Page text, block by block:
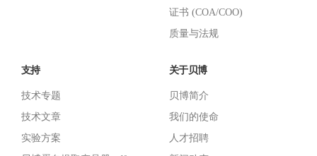
证书 (COA/COO)
质量与法规
支持
技术专题
技术文章
实验方案
关于贝博
贝博简介
我们的使命
人才招聘